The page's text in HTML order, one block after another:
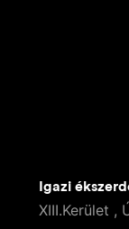
Igazi
XIII.Kerület ,